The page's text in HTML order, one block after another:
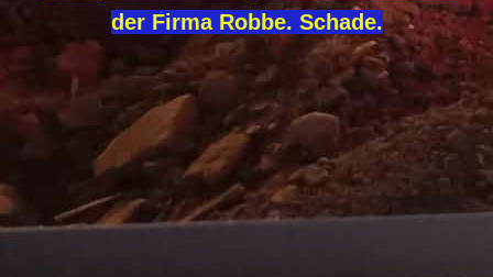
der Firma Robbe. Schade.